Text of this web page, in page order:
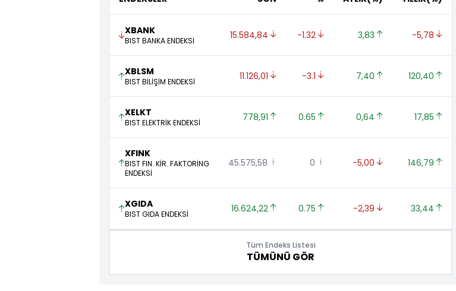
XBANK
BIST BANKA ENDEKSİ 15.584,84 -1.32 3,83 -5,78
XBLSM
BIST BİLİŞİM ENDEKSİ 11.126,01 -3.1 7,40 120,40
XELKT
BIST ELEKTRİK ENDEKSİ 778,91 0.65 0,64 17,85
XFINK
BIST FIN. KİR. FAKTORİNG
ENDEKSİ
45.575,58 0 -5,00 146,79
XGIDA
BIST GIDA ENDEKSİ 16.624,22 0.75 -2,39 33,44
Tüm Endeks Listesi
TÜMÜNÜ GÖR